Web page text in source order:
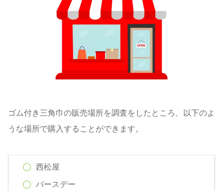
ゴム付き三角巾の販売場所を調査をしたところ、以下のよ
うな場所で購入することができます。
西松屋
バースデー